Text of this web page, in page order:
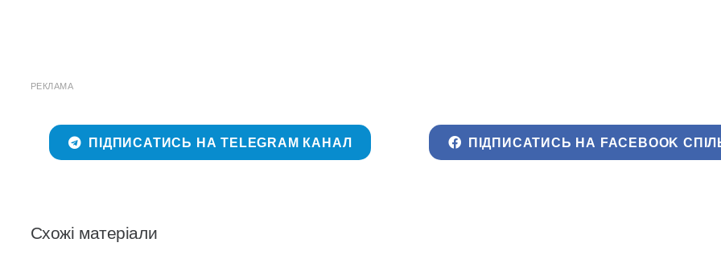
РЕКЛАМА
ПІДПИСАТИСЬ НА TELEGRAM КАНАЛ ПІДПИСАТИСЬ НА FACEBOOK
Схожі матеріали